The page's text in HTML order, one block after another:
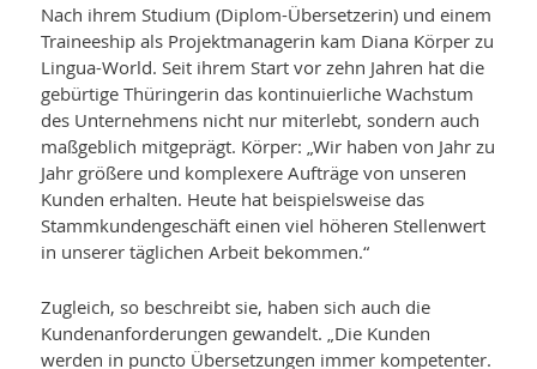
Nach ihrem Studium (Diplom-Übersetzerin) und einem
Traineeship als Projektmanagerin kam Diana Körper zu
Lingua-World. Seit ihrem Start vor zehn Jahren hat die
gebürtige Thüringerin das kontinuierliche Wachstum
des Unter­nehmens nicht nur miterlebt, sondern auch
maßgeblich mitgeprägt. Körper: „Wir haben von Jahr zu
Jahr größere und komplexere Aufträge von unseren
Kunden erhalten. Heute hat beispielsweise das
Stammkundengeschäft einen viel höheren Stellenwert
in unserer täglichen Arbeit bekommen.“
Zugleich, so beschreibt sie, haben sich auch die
Kundenanforderungen gewandelt. „Die Kunden
werden in puncto Übersetzungen immer kompetenter.